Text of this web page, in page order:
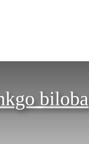
biloba